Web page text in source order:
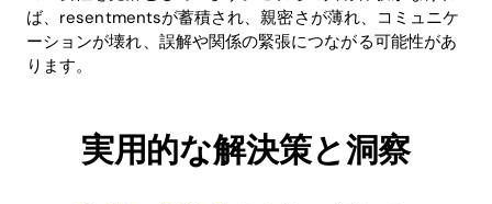
ば、resentmentsが蓄積され、親密さが薄れ、コミュニケ
ーションが壊れ、誤解や関係の緊張につながる可能性があ
ります。
実用的な解決策と洞察